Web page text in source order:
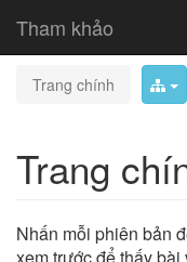
Tham khảo
Trang chính
Trang
Nhấn mỗi phiên bản